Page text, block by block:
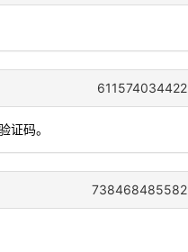
611574034422
证码。
738468485582